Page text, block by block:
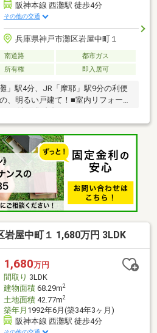
阪神本線 西灘駅 徒歩4分
その他の交通
兵庫県神戸市灘区岩屋中町１
南道路
都市ガス
所有権 即入居可
」駅4分、JR「摩耶」駅9分の利便
、明るい戸建て！■室内リフォーム
…■陽当たり良好な南向きバルコニ
ンフロアに揃い、家事導線良好！
ゼットあり！＜その他周辺環境
分・市立原田中学校…徒歩10分・西
…徒歩2分・フーズマーケットサタ
、お気軽にお問い合わせください
岩屋中町１ 1,680万円 3LDK
1,680万円
間取り 3LDK
建物面積68.29m2
土地面積42.77m2
築年月 1992年6月(築34年3ヶ月)
阪神本線 西灘駅 徒歩4分